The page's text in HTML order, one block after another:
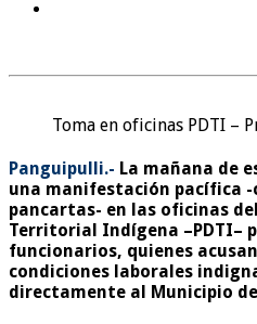
Toma en oficinas PDTI –
Panguipulli.- La mañana de
una manifestación pacífica -
pancartas- en las oficinas
Territorial Indígena –PDTI–
funcionarios, quienes
condiciones laborales
directamente al Municipio